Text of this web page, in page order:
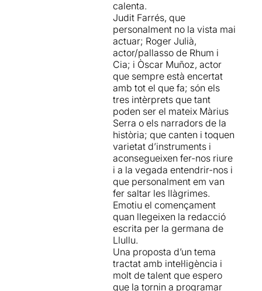
Con en el llibre, l’obra es
presenta en forma de relats
amb el seu títol
corresponent. Van
acompanyats de música.
Tots tres actors toquen i
canten en directe.
Els relats no segueixen el
mateix ordre que en el llibre.
Dels trenta que hi ha escrits,
se n’han triat catorze.
SENYALS, MAGNETISME,
RÀBIA, SEXE, VACANCES,
DISTINCIÓ, VERGONYA,
CAMPING PALS, GLAMUR,
VOLER, ETERNITAT,
CÓRRER,...
El textés extraordinari,
d’aquells que et fa
reflexionar, pensar i fer-te
preguntes. Un text que, lluny
de buscar la llàgrima fàcil, et
commou, et fa riure o
moments fins i tot amb clau
de comèdia.
No cal dir que la proposta
ens ha agradat molti hem
connectat al 100% amb el to
que han sabut donar els 3
actors, amb unes
interpretacions magnífiques
i molt, molt humanes.
Absolutament recomanable.
Esperem que es pugui
prorrogar o que almenys es
pugui veure novament ben
aviat.
En sortir de l'Espai Lliure,
ens ha estat impossible
frenar els impulsos, i hem
acabat comprant el llibre de
Màrius Serra.
Per poder veure la ressenya
calenta.
Judit Farrés, que
personalment no la vista mai
actuar; Roger Julià,
actor/pallasso de Rhum i
Cia; i Òscar Muñoz, actor
que sempre està encertat
amb tot el que fa; són els
tres intèrprets que tant
poden ser el mateix Màrius
Serra o els narradors de la
història; que canten i toquen
varietat d’instruments i
aconsegueixen fer-nos riure
i a la vegada entendrir-nos i
que personalment em van
fer saltar les llàgrimes.
Emotiu el començament
quan llegeixen la redacció
escrita per la germana de
Llullu.
Una proposta d’un tema
tractat amb intel·ligència i
molt de talent que espero
que la tornin a programar